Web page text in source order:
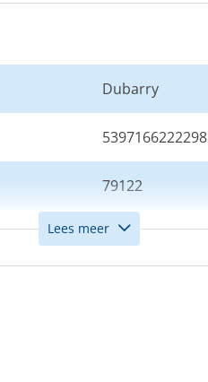
Dubarry
5397166222298
79122
36
Lees meer